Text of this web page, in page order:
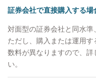
ので、基本的に収
阪市 【家族構成】
ます。 【趣味】
近は沖縄に行きま
お客様にも伝える
証券会社で直接購入する
対面型の証券会社と同水準
ただし、購入または運用
数料が異なりますので、
い。